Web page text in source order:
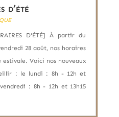
d’été
D'ÉTÉ] À partir du
28 août, nos horaires
Voici nos nouveaux
: le lundi : 8h - 12h et
: 8h - 12h et 13h15